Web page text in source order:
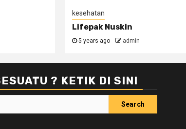
kesehatan
Lifepak Nuskin
5 years ago admin
? KETIK DI SINI